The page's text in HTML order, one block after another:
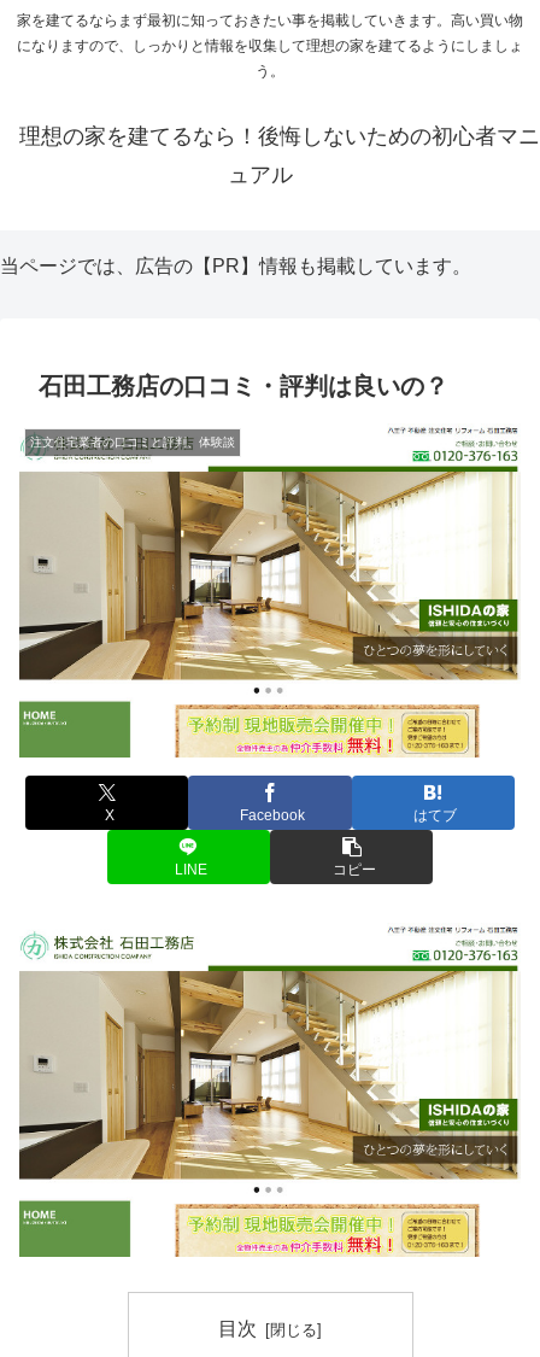
家を建てるならまず最初に知っておきたい事を掲載していきます。高い買い物
になりますので、しっかりと情報を収集して理想の家を建てるようにしましょ
う。
理想の家を建てるなら！後悔しないための初心者マニ
ュアル
当ページでは、広告の【PR】情報も掲載しています。
石田工務店の口コミ・評判は良いの？
注文住宅業者の口コミと評判、体験談
X Facebook はてブ
LINE コピー
目次